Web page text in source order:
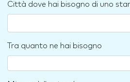
Città dove hai bisogno di uno
Tra quanto ne hai bisogno